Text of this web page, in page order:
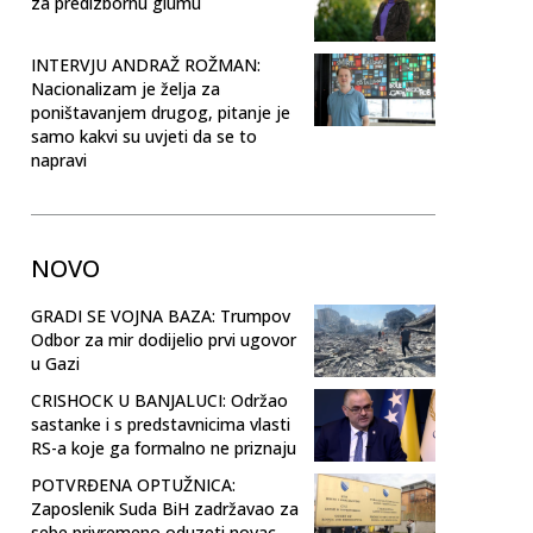
INTERVJU ANDRAŽ ROŽMAN:
Nacionalizam je želja za
poništavanjem drugog, pitanje je
samo kakvi su uvjeti da se to
napravi
NOVO
GRADI SE VOJNA BAZA: Trumpov
Odbor za mir dodijelio prvi ugovor
u Gazi
CRISHOCK U BANJALUCI: Održao
sastanke i s predstavnicima vlasti
RS-a koje ga formalno ne priznaju
POTVRĐENA OPTUŽNICA:
Zaposlenik Suda BiH zadržavao za